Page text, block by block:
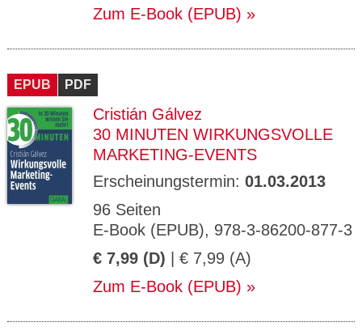
Zum E-Book (EPUB)
EPUB PDF
Cristián Gálvez
30 MINUTEN WIRKUNGSVOLLE
MARKETING-EVENTS
Erscheinungstermin: 01.03.2013
96 Seiten
E-Book (EPUB), 978-3-86200-877-3
€ 7,99 (D) | € 7,99 (A)
Zum E-Book (EPUB)